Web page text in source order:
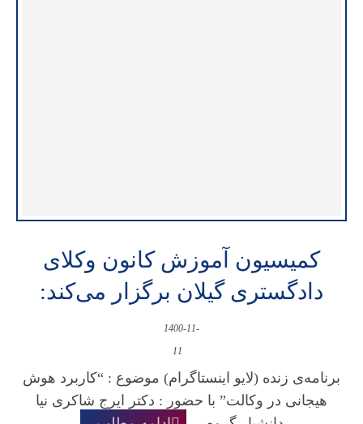
کمیسیون آموزش کانون وکلای
دادگستری گیلان برگزار می‌کند:
1400-11-
11
برنامه‌ی زنده (لایو اینستاگرام) موضوع : “کاربرد هوش
هیجانی در وکالت” با حضور : دکتر ایرج شاکری نیا